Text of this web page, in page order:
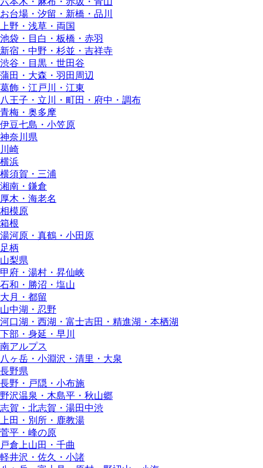
お台場・汐留・新橋・品川
上野・浅草・両国
池袋・目白・板橋・赤羽
新宿・中野・杉並・吉祥寺
渋谷・目黒・世田谷
蒲田・大森・羽田周辺
葛飾・江戸川・江東
八王子・立川・町田・府中・調布
青梅・奥多摩
伊豆七島・小笠原
神奈川県
川崎
横浜
横須賀・三浦
湘南・鎌倉
厚木・海老名
相模原
箱根
湯河原・真鶴・小田原
足柄
山梨県
甲府・湯村・昇仙峡
石和・勝沼・塩山
大月・都留
山中湖・忍野
河口湖・西湖・富士吉田・精進湖・本栖湖
下部・身延・早川
南アルプス
八ヶ岳・小淵沢・清里・大泉
長野県
長野・戸隠・小布施
野沢温泉・木島平・秋山郷
志賀・北志賀・湯田中渋
上田・別所・鹿教湯
菅平・峰の原
戸倉上山田・千曲
軽井沢・佐久・小諸